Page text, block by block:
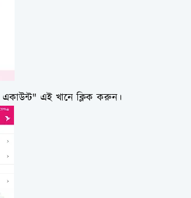
এই খানে ক্লিক করুন।